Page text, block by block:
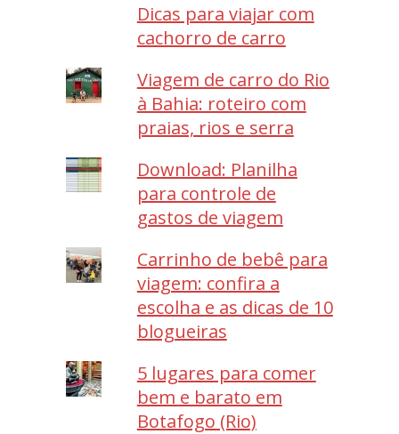
Dicas para viajar com
cachorro de carro
Viagem de carro do Rio
à Bahia: roteiro com
praias, rios e serra
Download: Planilha
para controle de
gastos de viagem
Carrinho de bebê para
viagem: confira a
escolha e as dicas de 10
blogueiras
5 lugares para comer
bem e barato em
Botafogo (Rio)